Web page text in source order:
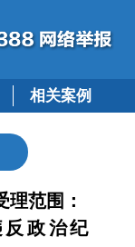
相关案例
范围：
政治纪